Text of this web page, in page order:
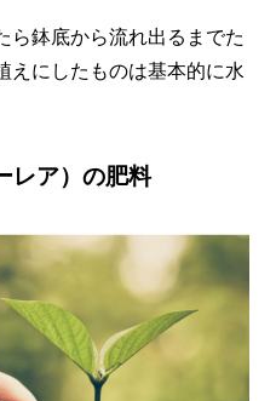
ら鉢底から流れ出るまでた
えにしたものは基本的に水
レア）の肥料